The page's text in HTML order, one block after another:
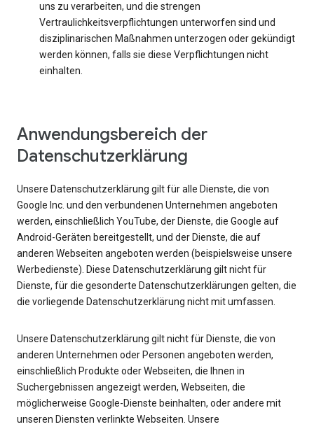
uns zu verarbeiten, und die strengen
Vertraulichkeitsverpflichtungen unterworfen sind und
disziplinarischen Maßnahmen unterzogen oder gekündigt
werden können, falls sie diese Verpflichtungen nicht
einhalten.
Anwendungsbereich der
Datenschutzerklärung
Unsere Datenschutzerklärung gilt für alle Dienste, die von
Google Inc. und den verbundenen Unternehmen angeboten
werden, einschließlich YouTube, der Dienste, die Google auf
Android-Geräten bereitgestellt, und der Dienste, die auf
anderen Webseiten angeboten werden (beispielsweise unsere
Werbedienste). Diese Datenschutzerklärung gilt nicht für
Dienste, für die gesonderte Datenschutzerklärungen gelten, die
die vorliegende Datenschutzerklärung nicht mit umfassen.
Unsere Datenschutzerklärung gilt nicht für Dienste, die von
anderen Unternehmen oder Personen angeboten werden,
einschließlich Produkte oder Webseiten, die Ihnen in
Suchergebnissen angezeigt werden, Webseiten, die
möglicherweise Google-Dienste beinhalten, oder andere mit
unseren Diensten verlinkte Webseiten. Unsere